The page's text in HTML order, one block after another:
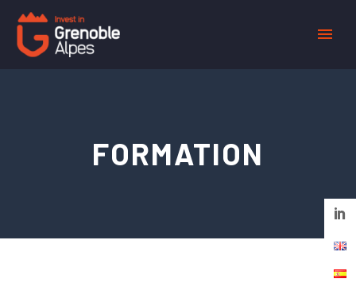
FORMATION
Panneau de gestion des cookies